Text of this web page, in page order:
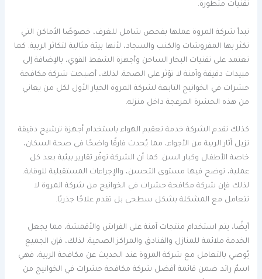
تقنيات متطورة.
تبدأ شركة المروة عملها بفحص شامل للغرف، خصوصًا الأماكن التي
تكثر بها المفروشات والكنب والسجاد، لأنها بيئة مثالية لتكاثر الربية. كما
تعتمد على تقنيات البخار الساخن وأجهزة الشفط القوي، بالإضافة إلى
مبيدات دقيقة وآمنة لا تؤثر على الصحة. لذلك، أصبحت شركة مكافحة
حشرات في الخوانيج التابعة لشركة المروة الخيار الأول لكل من يعاني
من هذه الحشرة المزعجة داخل منزله.
كذلك تقدم الشركة خدمة تعقيم الهواء باستخدام أجهزة ترشيح دقيقة
تزيل آثار الربية من الأجواء، مما يُحدث فارقًا واضحًا في صحة السكان،
خاصة الأطفال وكبار السن. كما أن الشركة توفّر تقارير بيئية بعد كل
عملية، توضح فيها مستوى التحسن، والإجراءات المستقبلية للوقاية.
لذلك فإن شركة مكافحة حشرات في الخوانيج من شركة المروة لا
تتعامل مع المشكلة بشكل سطحي بل تقدم علاجًا جذريًا.
أيضًا، يتم استخدام منتجات آمنة على الفراش والأقمشة، مما يجعل
الخدمة ملائمة للمنازل والفنادق والمراكز الصحية. لذلك، فإن الجميع
يُوصي بالتعامل مع شركة المروة عند الحديث عن مكافحة الربية، فهي
اسمٌ رائد ضمن قائمة أفضل شركة مكافحة حشرات في الخوانيج من